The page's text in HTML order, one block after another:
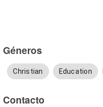
Géneros
Christian Education
Contacto